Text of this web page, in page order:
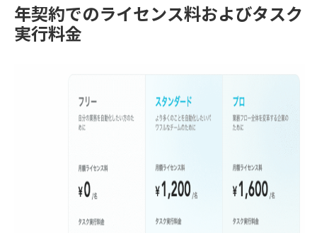
年契約でのライセンス料およびタスク
実行料金